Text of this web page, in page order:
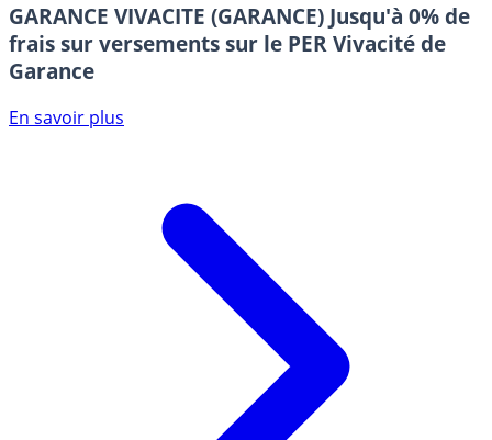
GARANCE VIVACITE (GARANCE) Jusqu'à 0% de
frais sur versements sur le PER Vivacité de
Garance
En savoir plus